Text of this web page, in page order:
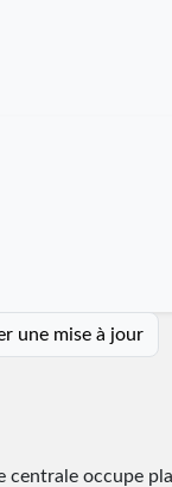
une mise à jour
centrale occupe